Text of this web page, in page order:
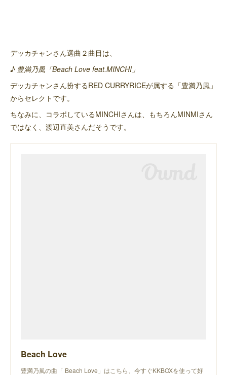
デッカチャンさん選曲２曲目は、
♪ 豊満乃風「Beach Love feat.MINCHI」
デッカチャンさん扮するRED CURRYRICEが属する「豊満乃風」
からセレクトです。
ちなみに、コラボしているMINCHIさんは、もちろんMINMIさん
ではなく、渡辺直美さんだそうです。
Beach Love
豊満乃風の曲「 Beach Love」はこちら、今すぐKKBOXを使って好